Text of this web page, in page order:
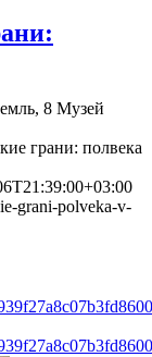
8 Музей
грани: полвека
grani-polveka-v-